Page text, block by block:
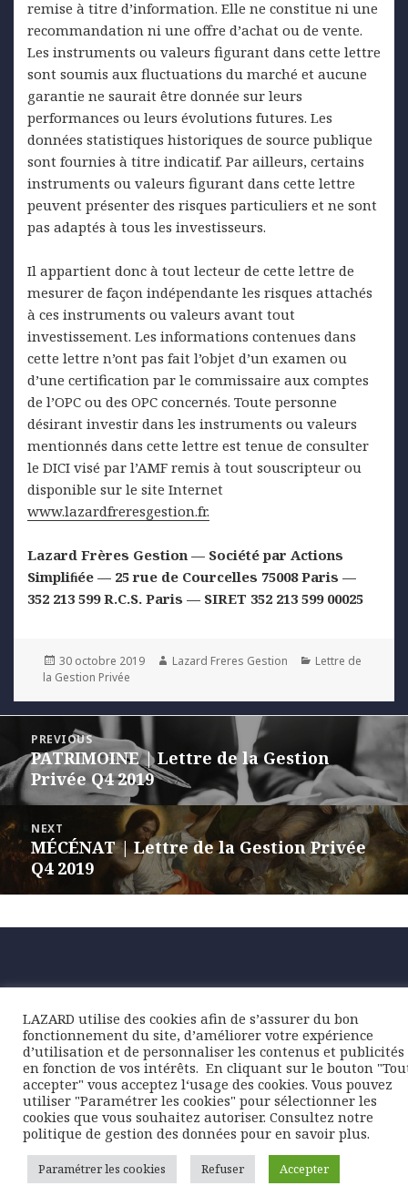
remise à titre d’information. Elle ne constitue ni une
recommandation ni une offre d’achat ou de vente.
Les instruments ou valeurs figurant dans cette lettre
sont soumis aux fluctuations du marché et aucune
garantie ne saurait être donnée sur leurs
performances ou leurs évolutions futures. Les
données statistiques historiques de source publique
sont fournies à titre indicatif. Par ailleurs, certains
instruments ou valeurs figurant dans cette lettre
peuvent présenter des risques particuliers et ne sont
pas adaptés à tous les investisseurs.
Il appartient donc à tout lecteur de cette lettre de
mesurer de façon indépendante les risques attachés
à ces instruments ou valeurs avant tout
investissement. Les informations contenues dans
cette lettre n’ont pas fait l’objet d’un examen ou
d’une certification par le commissaire aux comptes
de l’OPC ou des OPC concernés. Toute personne
désirant investir dans les instruments ou valeurs
mentionnés dans cette lettre est tenue de consulter
le DICI visé par l’AMF remis à tout souscripteur ou
disponible sur le site Internet
www.lazardfreresgestion.fr.
Lazard Frères Gestion — Société par Actions
Simpliﬁée — 25 rue de Courcelles 75008 Paris —
352 213 599 R.C.S. Paris — SIRET 352 213 599 00025
Posted
on
30 octobre 2019 Author
Lazard Freres Gestion Categories
Lettre de
la Gestion Privée
Navigation
l’article
PREVIOUS
Previous
post:
PATRIMOINE | Lettre de la Gestion
Privée Q4 2019
NEXT
Next
post:
MÉCÉNAT | Lettre de la Gestion Privée
Q4 2019
LAZARD utilise des cookies afin de s’assurer du bon
fonctionnement du site, d’améliorer votre expérience
d’utilisation et de personnaliser les contenus et publicités
en fonction de vos intérêts. ​ En cliquant sur le bouton
accepter" vous acceptez l‘usage des cookies. Vous pouvez
utiliser "Paramétrer les cookies" pour sélectionner les
cookies que vous souhaitez autoriser. Consultez notre
politique de gestion des données pour en savoir plus.
Paramétrer les cookies Refuser Accepter